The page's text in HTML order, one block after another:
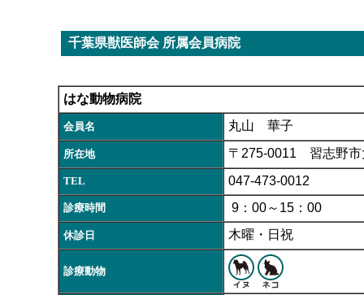
千葉県獣医師会 所属会員病院
はな動物病院
会員名 丸山 華子
所在地 〒275-0011 習志野市
TEL 047-473-0012
診療時間 9：00～15：00
休診日 木曜・日祝
診療動物